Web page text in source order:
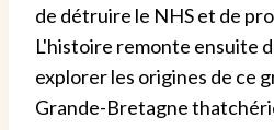
de détruire le NHS et de
L'histoire remonte ensuite
explorer les origines de ce
Grande-Bretagne